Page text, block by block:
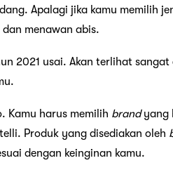
Apalagi jika kamu memilih
menawan abis.
2021 usai. Akan terlihat
Kamu harus memilih brandyang
Produk yang disediakan oleh
dengan keinginan kamu.